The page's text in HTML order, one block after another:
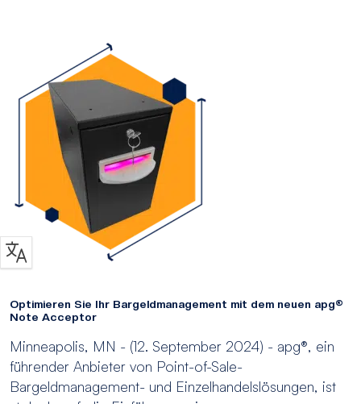
Optimieren Sie Ihr Bargeldmanagement mit dem neuen apg®
Note Acceptor
Minneapolis, MN - (12. September 2024) - apg®, ein
führender Anbieter von Point-of-Sale-
Bargeldmanagement- und Einzelhandelslösungen, ist